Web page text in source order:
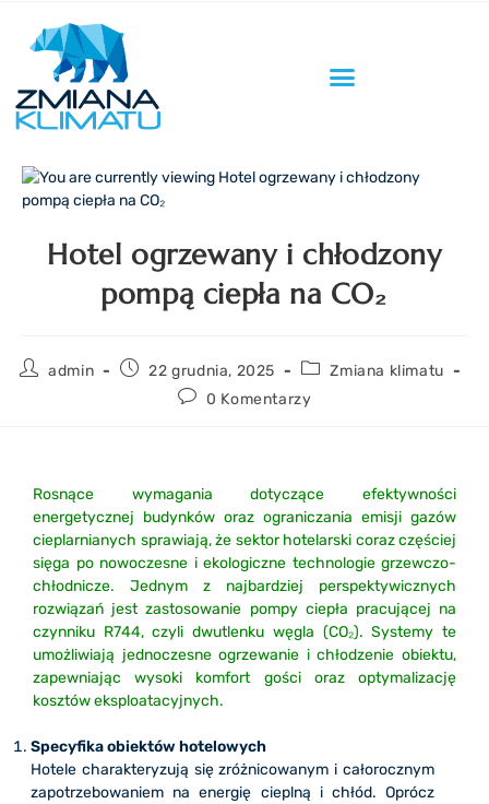
Hotel ogrzewany i chłodzony
pompą ciepła na CO₂
admin 22 grudnia, 2025
Zmiana klimatu
0 Komentarzy
Rosnące wymagania dotyczące efektywności
energetycznej budynków oraz ograniczania emisji gazów
cieplarnianych sprawiają, że sektor hotelarski coraz częściej
sięga po nowoczesne i ekologiczne technologie grzewczo-
chłodnicze. Jednym z najbardziej perspektywicznych
rozwiązań jest zastosowanie pompy ciepła pracującej na
czynniku R744, czyli dwutlenku węgla (CO₂). Systemy te
umożliwiają jednoczesne ogrzewanie i chłodzenie obiektu,
zapewniając wysoki komfort gości oraz optymalizację
kosztów eksploatacyjnych.
Specyfika obiektów hotelowych
Hotele charakteryzują się zróżnicowanym i całorocznym
zapotrzebowaniem na energię cieplną i chłód. Oprócz